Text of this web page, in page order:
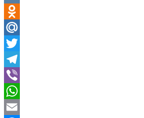
VK
Odnoklassniki
Mail.Ru
Twitter
Telegram
Viber
WhatsApp